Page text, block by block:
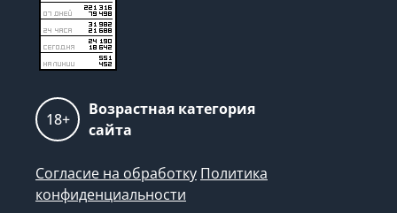
18+
Возрастная категория
сайта
Согласие на обработку Политика
конфиденциальности